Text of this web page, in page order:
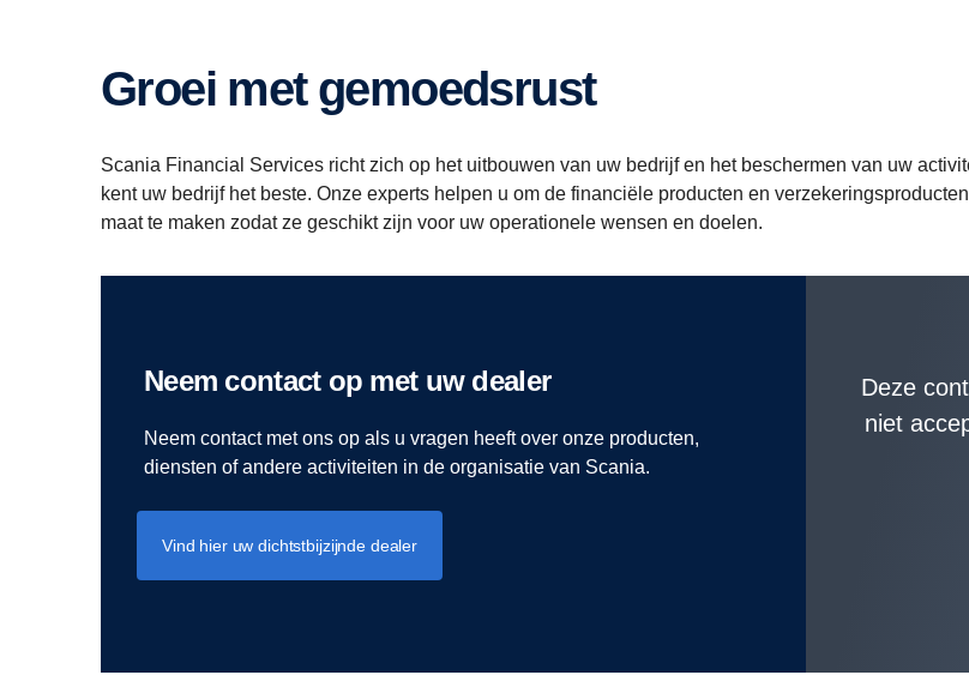
Groei met gemoedsrust
Scania Financial Services richt zich op het uitbouwen van uw bedrijf en het beschermen van uw
kent uw bedrijf het beste. Onze experts helpen u om de financiële producten en
maat te maken zodat ze geschikt zijn voor uw operationele wensen en doelen.
Neem contact op met uw dealer
Neem contact met ons op als u vragen heeft over onze producten,
diensten of andere activiteiten in de organisatie van Scania.
Vind hier uw dichtstbijzijnde dealer
Deze
niet